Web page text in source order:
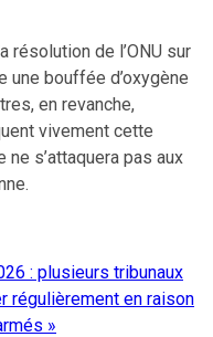
résolution de l’ONU sur
une bouffée d’oxygène
en revanche,
vivement cette
ne s’attaquera pas aux
: plusieurs tribunaux
régulièrement en raison
»